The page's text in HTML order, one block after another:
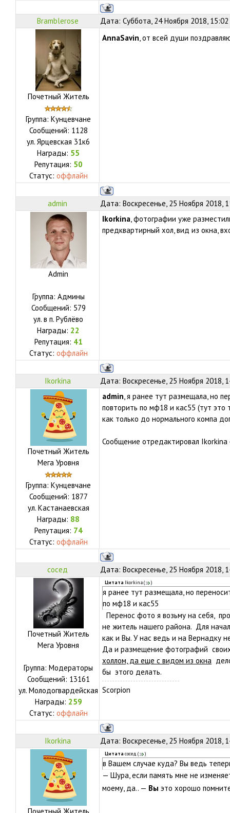
Bramblerose Дата: Суббота, 24 Ноября 2018,
Почетный Житель
Группа: Кунцевчане
Сообщений: 1128
ул. Ярцевская 31к6
Награды: 55
Репутация: 50
Статус: оффлайн
AnnaSavin, от всей души
admin Дата: Воскресенье, 25 Ноября 2018,
Admin
Группа: Админы
Сообщений: 579
ул. в п. Рублёво
Награды: 22
Репутация: 41
Статус: оффлайн
Ikorkina, фотографии уже
предквартирный хол, вид из окна,
Ikorkina Дата: Воскресенье, 25 Ноября 2018,
Почетный Житель
Мега Уровня
Группа: Кунцевчане
Сообщений: 1877
ул. Кастанаевская
Награды: 88
Репутация: 74
Статус: оффлайн
admin, я ранее тут размещала, но
повторить по мф18 и кас55 (тут это
как только до нормального компа
Сообщение отредактировал Ikorkina
сосед Дата: Воскресенье, 25 Ноября 2018,
Почетный Житель
Мега Уровня
Группа: Модераторы
Сообщений: 13161
ул. Молодогвардейская
Награды: 259
Статус: оффлайн
Цитата Ikorkina( )
я ранее тут размещала, но
по мф18 и кас55
Перенос фото я возьму на себя,
не житель нашего района. Для
как и Вы. У нас ведь и на Вернадку
Да и размещение фотографий
холлом, да еще с видом из окна
бы этого делать.
Scorpion
Ikorkina Дата: Воскресенье, 25 Ноября 2018,
Цитата сосед ( )
в Вашем случае куда? Вы ведь
— Шура, если память мне не
моему, да.. — Вы это хорошо